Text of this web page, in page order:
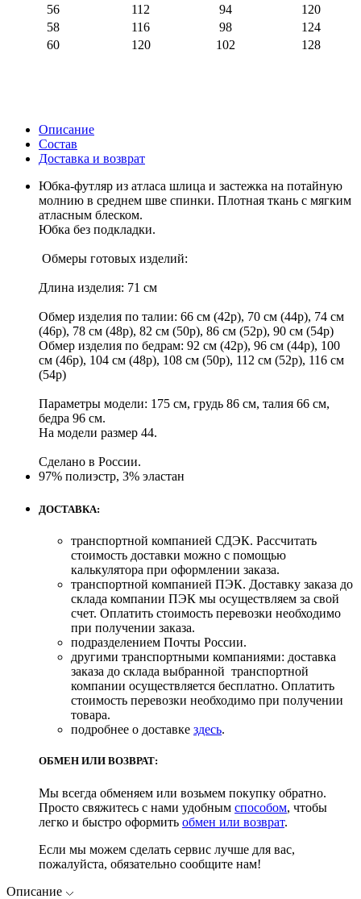
56
112 94
120
58
116 98
124
60
120 102 128
Описание
Состав
Доставка и возврат
Юбка-футляр из атласа шлица и застежка на потайную
молнию в среднем шве спинки. Плотная ткань с мягким
атласным блеском.
Юбка без подкладки.
Обмеры готовых изделий:
Длина изделия: 71 см
Обмер изделия по талии: 66 см (42р), 70 см (44р), 74 см
(46р), 78 см (48р), 82 см (50р), 86 см (52р), 90 см (54р)
Обмер изделия по бедрам: 92 см (42р), 96 см (44р), 100
см (46р), 104 см (48р), 108 см (50р), 112 см (52р), 116 см
(54р)
Параметры модели: 175 см, грудь 86 см, талия 66 см,
бедра 96 см.
На модели размер 44.
Сделано в России.
97% полиэстр, 3% эластан
ДОСТАВКА:
транспортной компанией СДЭК. Рассчитать
стоимость доставки можно с помощью
калькулятора при оформлении заказа.
транспортной компанией ПЭК. Доставку заказа до
склада компании ПЭК мы осуществляем за свой
счет. Оплатить стоимость перевозки необходимо
при получении заказа.
подразделением Почты России.
другими транспортными компаниями: доставка
заказа до склада выбранной транспортной
компании осуществляется бесплатно. Оплатить
стоимость перевозки необходимо при получении
товара.
подробнее о доставке здесь.
ОБМЕН ИЛИ ВОЗВРАТ:
Мы всегда обменяем или возьмем покупку обратно.
Просто свяжитесь с нами удобным способом, чтобы
легко и быстро оформить обмен или возврат.
Если мы можем сделать сервис лучше для вас,
пожалуйста, обязательно сообщите нам!
Описание